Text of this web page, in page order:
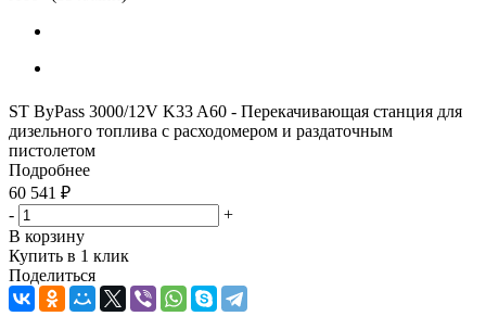
ST ByPass 3000/12V K33 A60 - Перекачивающая станция для
дизельного топлива с расходомером и раздаточным
пистолетом
Подробнее
60 541 ₽
-
+
В корзину
Купить в 1 клик
Поделиться